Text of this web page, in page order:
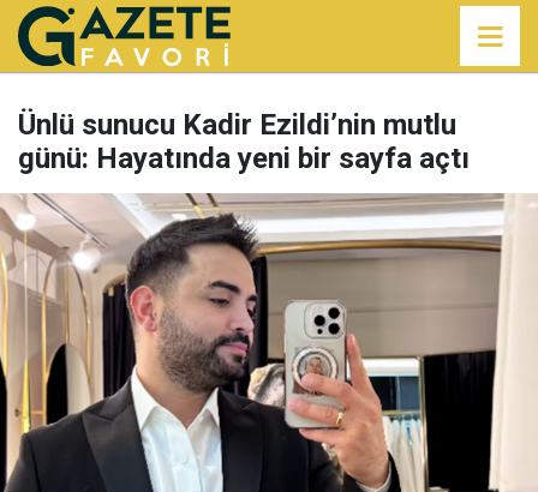
Ünlü sunucu Kadir Ezildi’nin mutlu
günü: Hayatında yeni bir sayfa açtı